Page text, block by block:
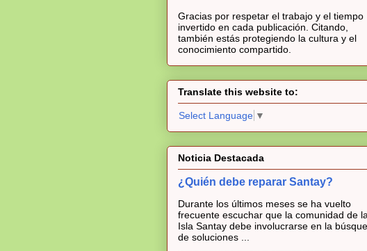
Gracias por respetar el trabajo y el tiempo
invertido en cada publicación. Citando,
también estás protegiendo la cultura y el
conocimiento compartido.
Translate this website to:
Select Language ▼
Noticia Destacada
¿Quién debe reparar Santay?
Durante los últimos meses se ha vuelto
frecuente escuchar que la comunidad de
Isla Santay debe involucrarse en la
de soluciones ...